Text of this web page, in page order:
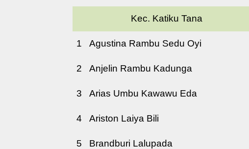
Kec. Katiku Tana
1 Agustina Rambu Sedu Oyi
2 Anjelin Rambu Kadunga
3 Arias Umbu Kawawu Eda
4 Ariston Laiya Bili
5 Brandburi Lalupada